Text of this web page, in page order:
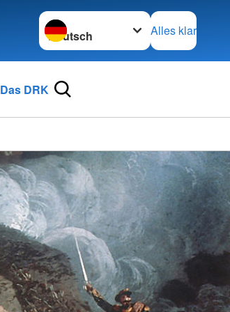
Sprache wechseln zu
Alles klar
Das DRK